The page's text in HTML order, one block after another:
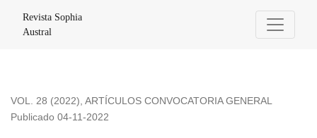
Revista Sophia
Austral
VOL. 28 (2022), ARTÍCULOS CONVOCATORIA GENERAL
Publicado 04-11-2022